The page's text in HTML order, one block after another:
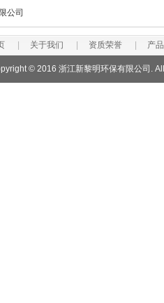
公司
关于我们 资质荣誉 产
© 2016 浙江新黎明环保有限公司.